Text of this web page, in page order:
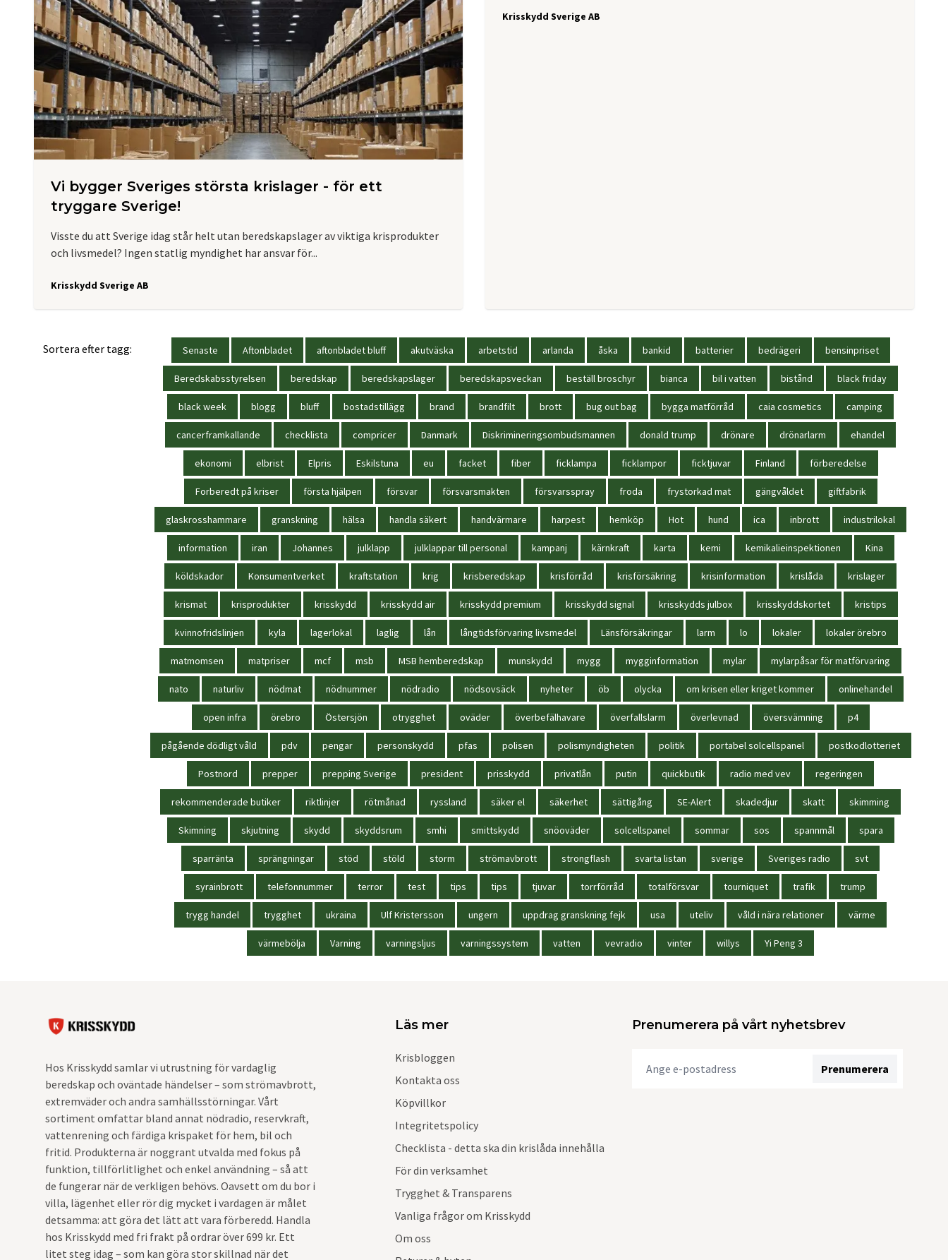
Vi bygger Sveriges största krislager - för ett
tryggare Sverige!
Visste du att Sverige idag står helt utan beredskapslager av viktiga krisprodukter
och livsmedel? Ingen statlig myndighet har ansvar för...
Krisskydd Sverige AB
Krisskydd Sverige AB
Sortera efter tagg: Senaste Aftonbladet aftonbladet bluff akutväska arbetstid arlanda åska bankid batterier bedrägeri bensinpriset
Beredskabsstyrelsen beredskap beredskapslager beredskapsveckan beställ broschyr bianca bil i vatten bistånd black friday
black week blogg bluff bostadstillägg brand brandfilt brott bug out bag bygga matförråd caia cosmetics camping
cancerframkallande checklista compricer Danmark Diskrimineringsombudsmannen donald trump drönare drönarlarm ehandel
ekonomi elbrist Elpris Eskilstuna eu facket fiber ficklampa ficklampor ficktjuvar Finland förberedelse
Forberedt på kriser första hjälpen försvar försvarsmakten försvarsspray froda frystorkad mat gängvåldet giftfabrik
glaskrosshammare granskning hälsa handla säkert handvärmare harpest hemköp Hot hund ica inbrott industrilokal
information iran Johannes julklapp julklappar till personal kampanj kärnkraft karta kemi kemikalieinspektionen Kina
köldskador Konsumentverket kraftstation krig krisberedskap krisförråd krisförsäkring krisinformation krislåda krislager
krismat krisprodukter krisskydd krisskydd air krisskydd premium krisskydd signal krisskydds julbox krisskyddskortet kristips
kvinnofridslinjen kyla lagerlokal laglig lån långtidsförvaring livsmedel Länsförsäkringar larm lo lokaler lokaler örebro
matmomsen matpriser mcf msb MSB hemberedskap munskydd mygg mygginformation mylar mylarpåsar för matförvaring
nato naturliv nödmat nödnummer nödradio nödsovsäck nyheter öb olycka om krisen eller kriget kommer onlinehandel
open infra örebro Östersjön otrygghet oväder överbefälhavare överfallslarm överlevnad översvämning p4
pågående dödligt våld pdv pengar personskydd pfas polisen polismyndigheten politik portabel solcellspanel postkodlotteriet
Postnord prepper prepping Sverige president prisskydd privatlån putin quickbutik radio med vev regeringen
rekommenderade butiker riktlinjer rötmånad ryssland säker el säkerhet sättigång SE-Alert skadedjur skatt skimming
Skimning skjutning skydd skyddsrum smhi smittskydd snöoväder solcellspanel sommar sos spannmål spara
sparränta sprängningar stöd stöld storm strömavbrott strongflash svarta listan sverige Sveriges radio svt
syrainbrott telefonnummer terror test tips tips tjuvar torrförråd totalförsvar tourniquet trafik trump
trygg handel trygghet ukraina Ulf Kristersson ungern uppdrag granskning fejk usa uteliv våld i nära relationer värme
värmebölja Varning varningsljus varningssystem vatten vevradio vinter willys Yi Peng 3
Hos Krisskydd samlar vi utrustning för vardaglig
beredskap och oväntade händelser – som strömavbrott,
extremväder och andra samhällsstörningar. Vårt
sortiment omfattar bland annat nödradio, reservkraft,
vattenrening och färdiga krispaket för hem, bil och
fritid. Produkterna är noggrant utvalda med fokus på
funktion, tillförlitlighet och enkel användning – så att
de fungerar när de verkligen behövs. Oavsett om du bor i
villa, lägenhet eller rör dig mycket i vardagen är målet
detsamma: att göra det lätt att vara förberedd. Handla
hos Krisskydd med fri frakt på ordrar över 699 kr. Ett
litet steg idag – som kan göra stor skillnad när det
Läs mer
Krisbloggen
Kontakta oss
Köpvillkor
Integritetspolicy
Checklista - detta ska din krislåda innehålla
För din verksamhet
Trygghet & Transparens
Vanliga frågor om Krisskydd
Om oss
Prenumerera på vårt nyhetsbrev
Prenumerera